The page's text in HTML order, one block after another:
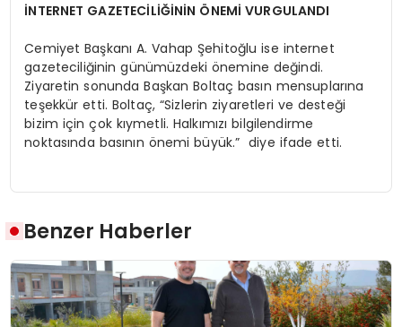
İNTERNET GAZETECİLİĞİNİN ÖNEMİ VURGULANDI
Cemiyet Başkanı A. Vahap Şehitoğlu ise internet
gazeteciliğinin günümüzdeki önemine değindi.
Ziyaretin sonunda Başkan Boltaç basın mensuplarına
teşekkür etti. Boltaç, “Sizlerin ziyaretleri ve desteği
bizim için çok kıymetli. Halkımızı bilgilendirme
noktasında basının önemi büyük.” diye ifade etti.
Benzer Haberler